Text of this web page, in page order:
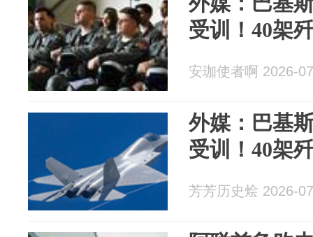
受训！40架
安珈使者啊 2026-
外媒：巴基
受训！40架
芳芳历史烩 2026-